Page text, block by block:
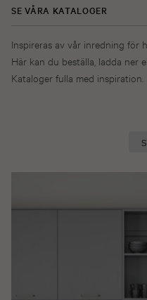
SE VÅRA KATALOGER
Inspireras av vår inredning för
Här kan du beställa, ladda ner
Kataloger fulla med inspiration.